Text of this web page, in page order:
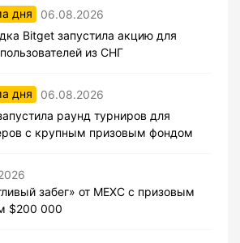
дня
06.08.2026
Bitget запустила акцию для
из СНГ
дня
06.08.2026
раунд турниров для
с крупным призовым фондом
забег» от MEXC с призовым
$200 000